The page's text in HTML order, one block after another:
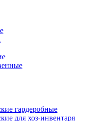
гардеробные
для хоз-инвентаря